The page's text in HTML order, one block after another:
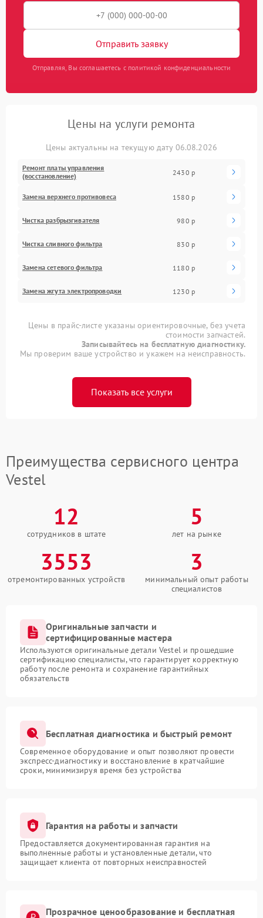
Отправить заявку
Отправляя, Вы соглашаетесь с политикой конфиденциальности
Цены на услуги ремонта
Цены актуальны на текущую дату 06.08.2026
Ремонт платы управления
(восстановление)
2430 р
Замена верхнего противовеса 1580 р
Чистка разбрызгивателя 980 р
Чистка сливного фильтра 830 р
Замена сетевого фильтра 1180 р
Замена жгута электропроводки 1230 р
Цены в прайс-листе указаны ориентировочные, без учета
стоимости запчастей.
Записывайтесь на бесплатную диагностику.
Мы проверим ваше устройство и укажем на неисправность.
Показать все услуги
Преимущества сервисного центра
Vestel
12
сотрудников в штате
5
лет на рынке
3553
отремонтированных устройств
3
минимальный опыт работы
специалистов
Оригинальные запчасти и
сертифицированные мастера
Используются оригинальные детали Vestel и прошедшие
сертификацию специалисты, что гарантирует корректную
работу после ремонта и сохранение гарантийных
обязательств
Бесплатная диагностика и быстрый ремонт
Современное оборудование и опыт позволяют провести
экспресс-диагностику и восстановление в кратчайшие
сроки, минимизируя время без устройства
Гарантия на работы и запчасти
Предоставляется документированная гарантия на
выполненные работы и установленные детали, что
защищает клиента от повторных неисправностей
Прозрачное ценообразование и бесплатная